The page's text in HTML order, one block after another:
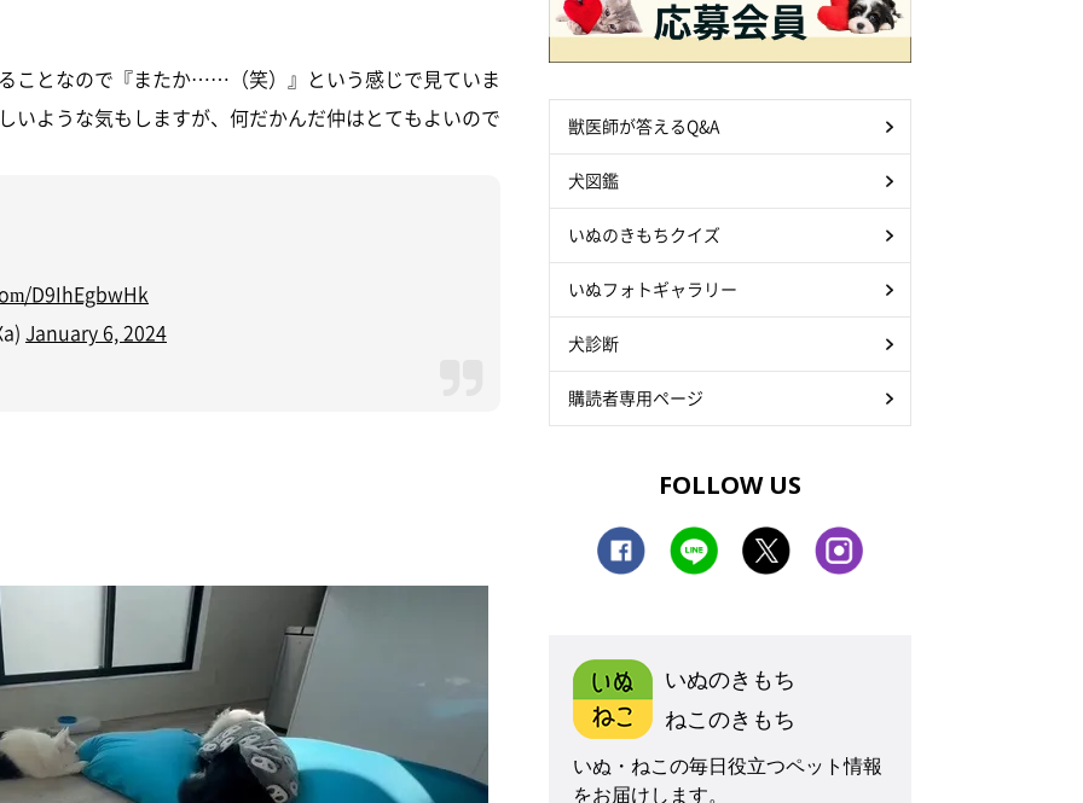
ことなので『またか……（笑）』という感じで見ていま
いような気もしますが、何だかんだ仲はとてもよいので
D9IhEgbwHk
January 6, 2024
獣医師が答えるQ&A
犬図鑑
いぬのきもちクイズ
いぬフォトギャラリー
犬診断
購読者専用ページ
FOLLOW US
いぬのきもち
ねこのきもち
いぬ・ねこの毎日役立つペット情報
をお届けします。